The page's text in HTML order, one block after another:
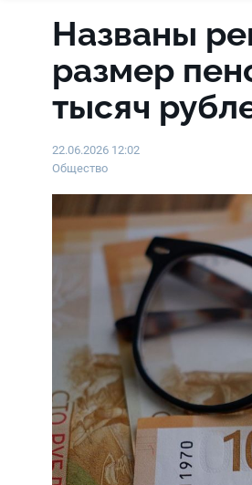
Названы
размер
тысяч
22.06.2026 12:02
Общество